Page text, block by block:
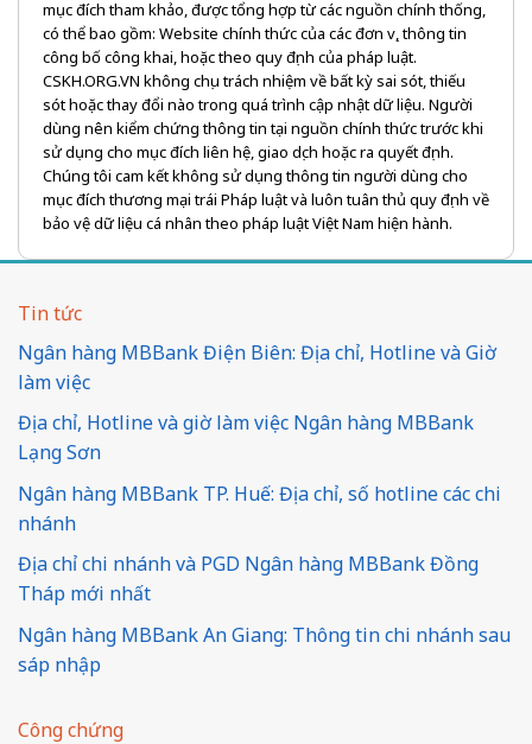
mục đích tham khảo, được tổng hợp từ các nguồn chính thống,
có thể bao gồm: Website chính thức của các đơn vị, thông tin
công bố công khai, hoặc theo quy định của pháp luật.
CSKH.ORG.VN không chịu trách nhiệm về bất kỳ sai sót, thiếu
sót hoặc thay đổi nào trong quá trình cập nhật dữ liệu. Người
dùng nên kiểm chứng thông tin tại nguồn chính thức trước khi
sử dụng cho mục đích liên hệ, giao dịch hoặc ra quyết định.
Chúng tôi cam kết không sử dụng thông tin người dùng cho
mục đích thương mại trái Pháp luật và luôn tuân thủ quy định về
bảo vệ dữ liệu cá nhân theo pháp luật Việt Nam hiện hành.
Tin tức
Ngân hàng MBBank Điện Biên: Địa chỉ, Hotline và Giờ
làm việc
Địa chỉ, Hotline và giờ làm việc Ngân hàng MBBank
Lạng Sơn
Ngân hàng MBBank TP. Huế: Địa chỉ, số hotline các chi
nhánh
Địa chỉ chi nhánh và PGD Ngân hàng MBBank Đồng
Tháp mới nhất
Ngân hàng MBBank An Giang: Thông tin chi nhánh sau
sáp nhập
Công chứng